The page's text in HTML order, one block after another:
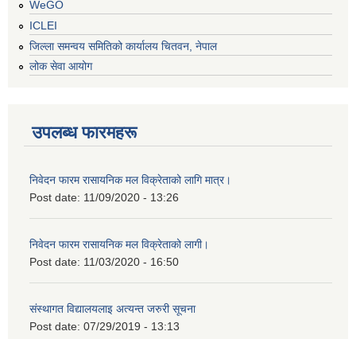
WeGO
ICLEI
जिल्ला समन्वय समितिको कार्यालय चितवन, नेपाल
लोक सेवा आयोग
उपलब्ध फारमहरू
निवेदन फारम रासायनिक मल विक्रेताको लागि मात्र।
Post date: 11/09/2020 - 13:26
निवेदन फारम रासायनिक मल विक्रेताको लागी।
Post date: 11/03/2020 - 16:50
संस्थागत विद्यालयलाइ अत्यन्त जरुरी सूचना
Post date: 07/29/2019 - 13:13